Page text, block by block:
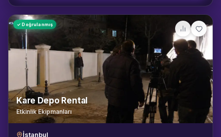
✓ Doğrulanmış
Kare Depo Rental
Etkinlik Ekipmanları
İstanbul